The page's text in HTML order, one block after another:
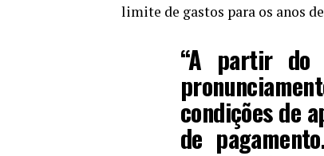
limite de gastos para os anos de
“A partir do
condições de
de